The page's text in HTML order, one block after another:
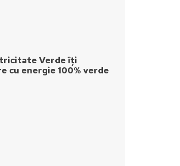
Verde îți
cu energie 100% verde